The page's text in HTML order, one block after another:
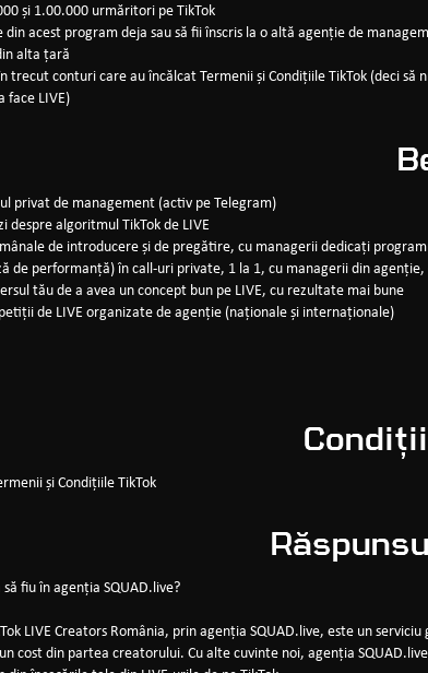
și 1.00.000 urmăritori pe TikTok
din acest program deja sau să fii înscris la o altă agenție de
alta țară
trecut conturi care au încălcat Termenii și Condițiile TikTok (deci să
face LIVE)
privat de management (activ pe Telegram)
despre algoritmul TikTok de LIVE
de introducere și de pregătire, cu managerii dedicați
de performanță) în call-uri private, 1 la 1, cu managerii din
tău de a avea un concept bun pe LIVE, cu rezultate mai bune
de LIVE organizate de agenție (naționale și internaționale)
și Condițiile TikTok
fiu în agenția SQUAD.live?
LIVE Creators România, prin agenția SQUAD.live, este un
cost din partea creatorului. Cu alte cuvinte noi, agenția